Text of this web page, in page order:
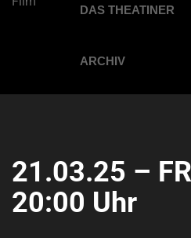
DAS THEATINER
ARCHIV
21.03.25 –
20:00 Uhr